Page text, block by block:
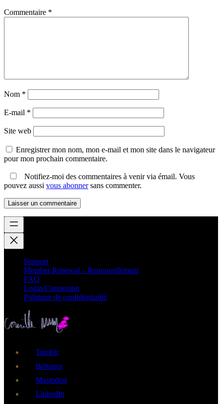
Commentaire *
Nom *
E-mail *
Site web
Enregistrer mon nom, mon e-mail et mon site dans le navigateur
pour mon prochain commentaire.
Notifiez-moi des commentaires à venir via émail. Vous
pouvez aussi vous abonnersans commenter.
Support
Member Renewal – Renouvellement
FAQ
Login/Connexion
Politique de confidentialité
Tumblr
Behance
Mastodon
LinkedIn